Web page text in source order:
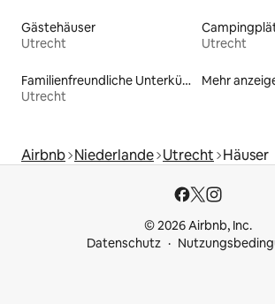
Gästehäuser
Utrecht
Utrecht
Familienfreundliche Unterkünfte
Utrecht
Mehr
Airbnb Niederlande Utrecht Häuser
© 2026 Airbnb, Inc.
Datenschutz